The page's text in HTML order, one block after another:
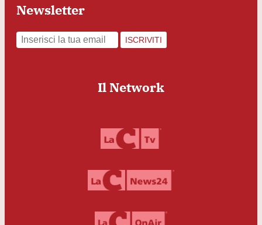
Newsletter
ISCRIVITI
Il Network